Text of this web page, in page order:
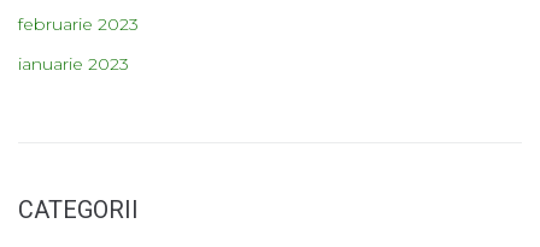
februarie 2023
ianuarie 2023
CATEGORII